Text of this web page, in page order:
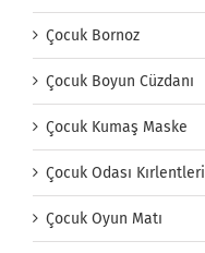
Çocuk Bornoz
Çocuk Boyun Cüzdanı
Çocuk Kumaş Maske
Çocuk Odası Kırlentleri
Çocuk Oyun Matı